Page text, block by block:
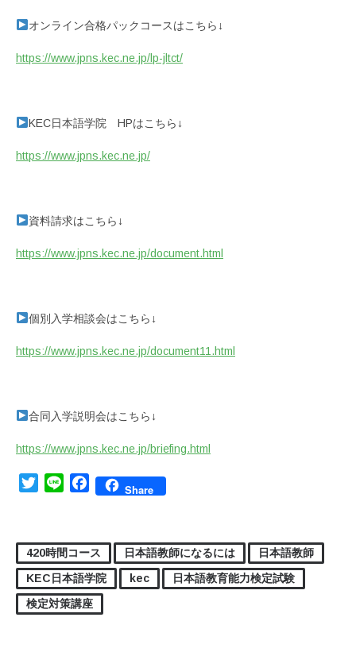
オンライン合格パックコースはこちら↓
https://www.jpns.kec.ne.jp/lp-jltct/
KEC日本語学院 HPはこちら↓
https://www.jpns.kec.ne.jp/
資料請求はこちら↓
https://www.jpns.kec.ne.jp/document.html
個別入学相談会はこちら↓
https://www.jpns.kec.ne.jp/document11.html
合同入学説明会はこちら↓
https://www.jpns.kec.ne.jp/briefing.html
TwitterLine FacebookShare
420時間コース 日本語教師になるには
日本語教師
KEC日本語学院
kec
日本語教育能力検定試験
検定対策講座